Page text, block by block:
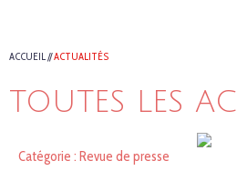
ACCUEIL//ACTUALITÉS
TOUTES LES
Catégorie : Revue de presse